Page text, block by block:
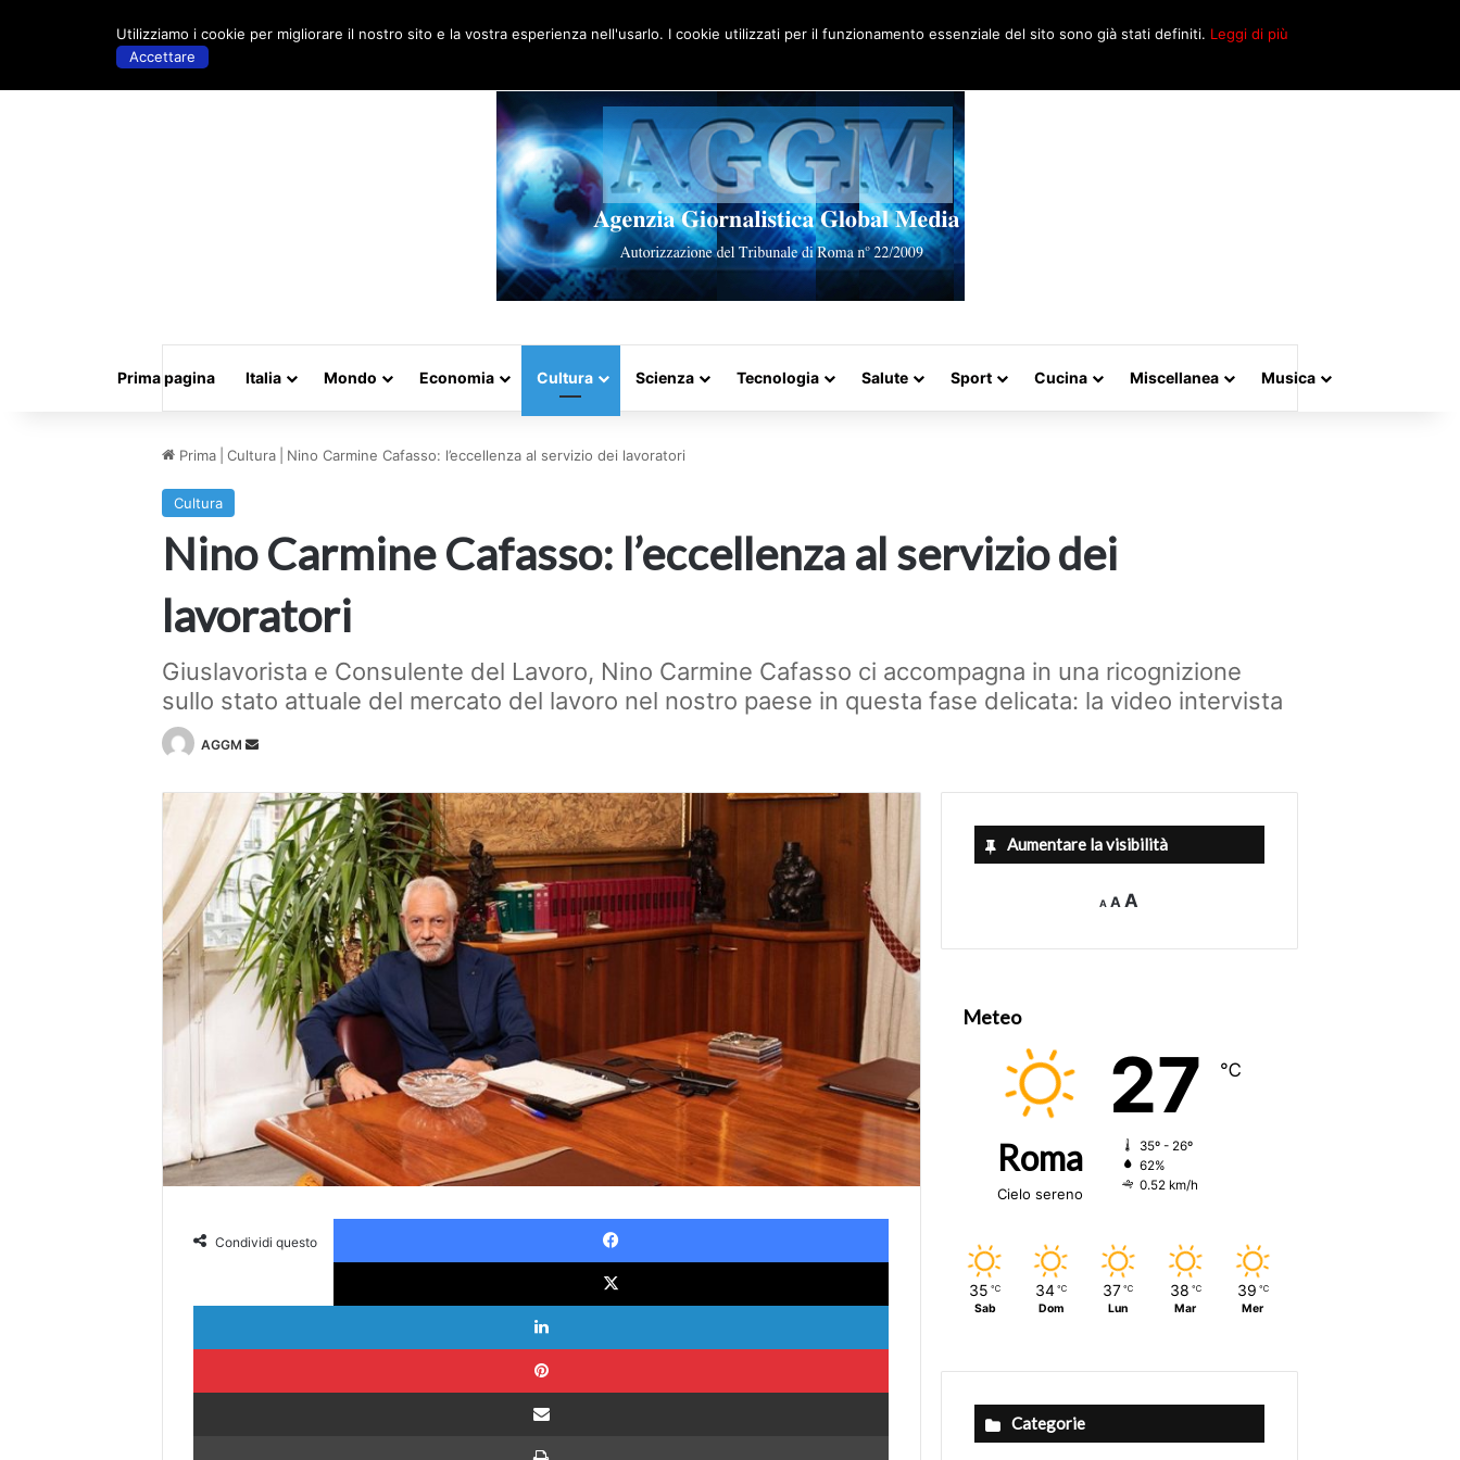
Artigo aleatório
Prima pagina Italia Mondo Economia Cultura Scienza Tecnologia Salute Sport Cucina Miscellanea Musica
Prima Cultura Nino Carmine Cafasso: l’eccellenza al servizio dei lavoratori
Cultura
Nino Carmine Cafasso: l’eccellenza al servizio dei
lavoratori
Giuslavorista e Consulente del Lavoro, Nino Carmine Cafasso ci accompagna in una ricognizione
sullo stato attuale del mercato del lavoro nel nostro paese in questa fase delicata: la video intervista
AGGM
Invia
Condividi questo
Facebook
X
LinkedIn
Pinterest
Partilhar via Email
Aumentare la visibilità
A
Decrease
font
A Reset
size.
A
Meteo
Roma
Cielo sereno
27 ℃
35º - 26º
62%
0.52 km/h
35 ℃
Sab
34 ℃
Dom
37 ℃
Lun
38 ℃
Mar
39 ℃
Mer
Categorie
Utilizziamo i cookie per migliorare il nostro sito e la vostra esperienza nell'usarlo. I cookie utilizzati per il funzionamento essenziale del sito sono già stati definiti. Leggi di più
Accettare